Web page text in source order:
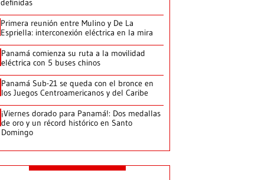
Primera reunión entre Mulino y De La
Espriella: interconexión eléctrica en la mira
Panamá comienza su ruta a la movilidad
eléctrica con 5 buses chinos
Panamá Sub-21 se queda con el bronce en
los Juegos Centroamericanos y del Caribe
¡Viernes dorado para Panamá!: Dos medallas
de oro y un récord histórico en Santo
Domingo